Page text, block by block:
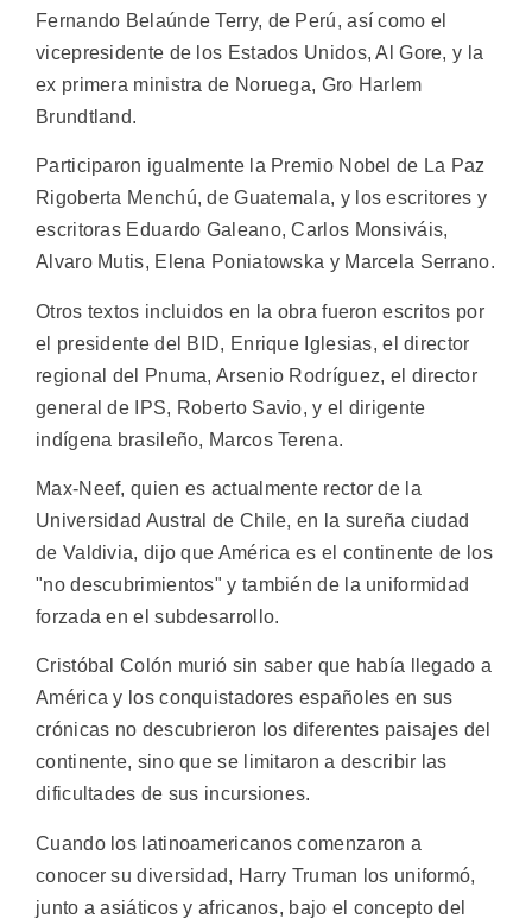
Fernando Belaúnde Terry, de Perú, así como el
vicepresidente de los Estados Unidos, Al Gore, y la
ex primera ministra de Noruega, Gro Harlem
Brundtland.
Participaron igualmente la Premio Nobel de La Paz
Rigoberta Menchú, de Guatemala, y los escritores y
escritoras Eduardo Galeano, Carlos Monsiváis,
Alvaro Mutis, Elena Poniatowska y Marcela Serrano.
Otros textos incluidos en la obra fueron escritos por
el presidente del BID, Enrique Iglesias, el director
regional del Pnuma, Arsenio Rodríguez, el director
general de IPS, Roberto Savio, y el dirigente
indígena brasileño, Marcos Terena.
Max-Neef, quien es actualmente rector de la
Universidad Austral de Chile, en la sureña ciudad
de Valdivia, dijo que América es el continente de los
"no descubrimientos" y también de la uniformidad
forzada en el subdesarrollo.
Cristóbal Colón murió sin saber que había llegado a
América y los conquistadores españoles en sus
crónicas no descubrieron los diferentes paisajes del
continente, sino que se limitaron a describir las
dificultades de sus incursiones.
Cuando los latinoamericanos comenzaron a
conocer su diversidad, Harry Truman los uniformó,
junto a asiáticos y africanos, bajo el concepto del